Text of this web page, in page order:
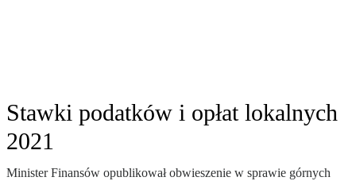
Stawki podatków i opłat lokalnych
2021
Minister Finansów opublikował obwieszenie w sprawie górnych